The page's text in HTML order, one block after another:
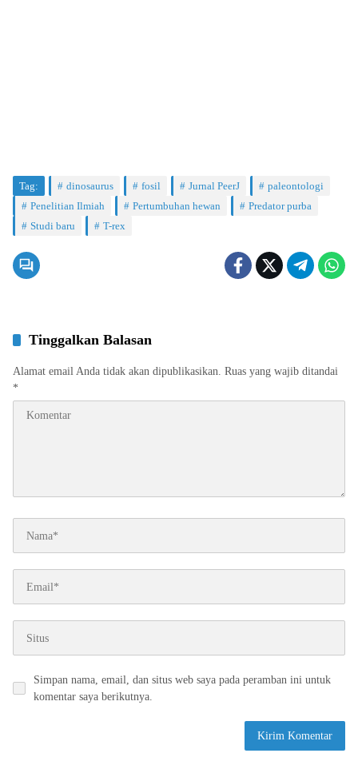
Tag: dinosaurus fosil Jurnal PeerJ
paleontologi
Penelitian Ilmiah
Pertumbuhan hewan
Predator purba
Studi baru
T-rex
Tinggalkan Balasan
Alamat email Anda tidak akan dipublikasikan. Ruas yang wajib ditandai
*
Simpan nama, email, dan situs web saya pada peramban ini untuk
komentar saya berikutnya.